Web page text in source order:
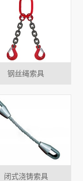
钢丝绳索具
闭式浇铸索具